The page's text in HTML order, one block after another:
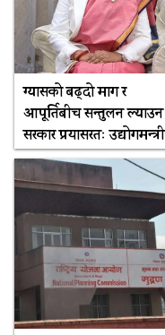
ग्यासको बढ्दो माग र
आपूर्तिबीच सन्तुलन ल्याउन
सरकार प्रयासरतः उद्योगमन्त्री